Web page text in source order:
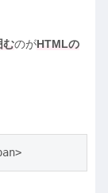
むのがHTMLの